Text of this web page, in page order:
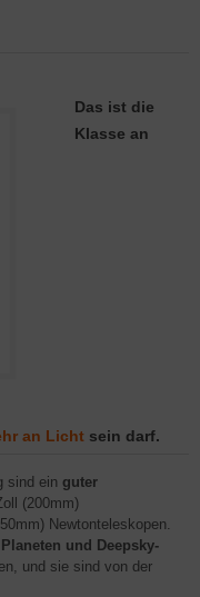
Das ist die
Klasse an
an Licht sein darf.
sind ein guter
(200mm)
Newtonteleskopen.
und Deepsky-
und sie sind von der